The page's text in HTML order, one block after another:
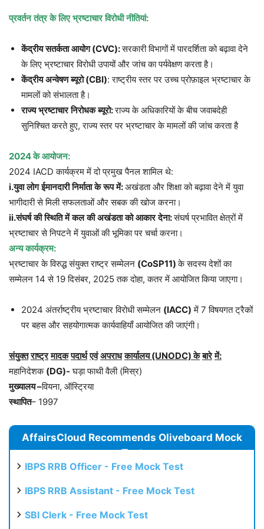
प्रवर्तन तंत्र के लिए भ्रष्टाचार विरोधी नीतियां:
केंद्रीय सतर्कता आयोग(CVC):सरकारी विभागों में पारदर्शिता को बढ़ावा देने
के लिए भ्रष्टाचार विरोधी उपायों और जांच का पर्यवेक्षण करता है।
केंद्रीय अन्वेषण ब्यूरो(CBI): राष्ट्रीय स्तर पर उच्च प्रोफ़ाइल भ्रष्टाचार के
मामलों को संभालता है।
राज्य भ्रष्टाचार निरोधक ब्यूरो:राज्य के अधिकारियों के बीच जवाबदेही
सुनिश्चित करते हुए, राज्य स्तर पर भ्रष्टाचार के मामलों की जांच करता है
2024के आयोजन:
2024 IACD कार्यक्रम में दो प्रमुख पैनल शामिल थे:
i.युवा लोग ईमानदारी निर्माता के रूप में:अखंडता और शिक्षा को बढ़ावा देने में युवा
भागीदारी से मिली सफलताओं और सबक की खोज करना।
ii.संघर्ष की स्थिति में कल की अखंडता को आकार देना:संघर्ष प्रभावित क्षेत्रों में
भ्रष्टाचार से निपटने में युवाओं की भूमिका पर चर्चा करना।
अन्य कार्यक्रम:
भ्रष्टाचार के विरुद्ध संयुक्त राष्ट्र सम्मेलन (CoSP11)के सदस्य देशों का
सम्मेलन 14 से 19 दिसंबर, 2025 तक दोहा, कतर में आयोजित किया जाएगा।
2024 अंतर्राष्ट्रीय भ्रष्टाचार विरोधी सम्मेलन (IACC) में 7 विषयगत ट्रैकों
पर बहस और सहयोगात्मक कार्यवाहियाँ आयोजित की जाएंगी।
संयुक्त राष्ट्र मादक पदार्थ एवं अपराध कार्यालय(UNODC)के बारे में:
महानिदेशक (DG)- घड़ा फाथी वैली (मिस्र)
मुख्यालय–वियना, ऑस्ट्रिया
स्थापित– 1997
AffairsCloud Recommends Oliveboard Mock
Test
IBPS RRB Officer - Free Mock Test
IBPS RRB Assistant - Free Mock Test
SBI Clerk - Free Mock Test